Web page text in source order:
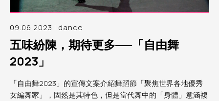
09.06.2023 | dance
五味紛陳，期待更多──「自由舞
2023」
「自由舞2023」的宣傳文案介紹舞蹈節「聚焦世界各地優秀
女編舞家」，固然是其特色，但是當代舞中的「身體」意涵複